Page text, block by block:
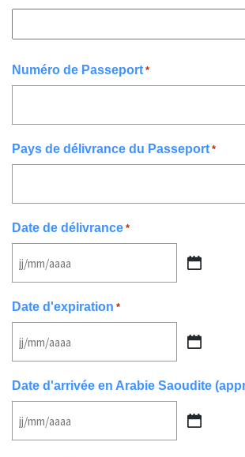
Numéro de Passeport *
Pays de délivrance du Passeport *
Date de délivrance *
JJ
MM
slash
AAAA
Date d'expiration *
JJ
MM
slash
AAAA
Date d'arrivée en Arabie Saoudite
JJ